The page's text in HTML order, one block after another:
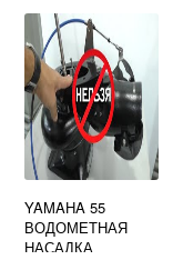
YAMAHA 55
ВОДОМЕТНАЯ
НАСАДКА